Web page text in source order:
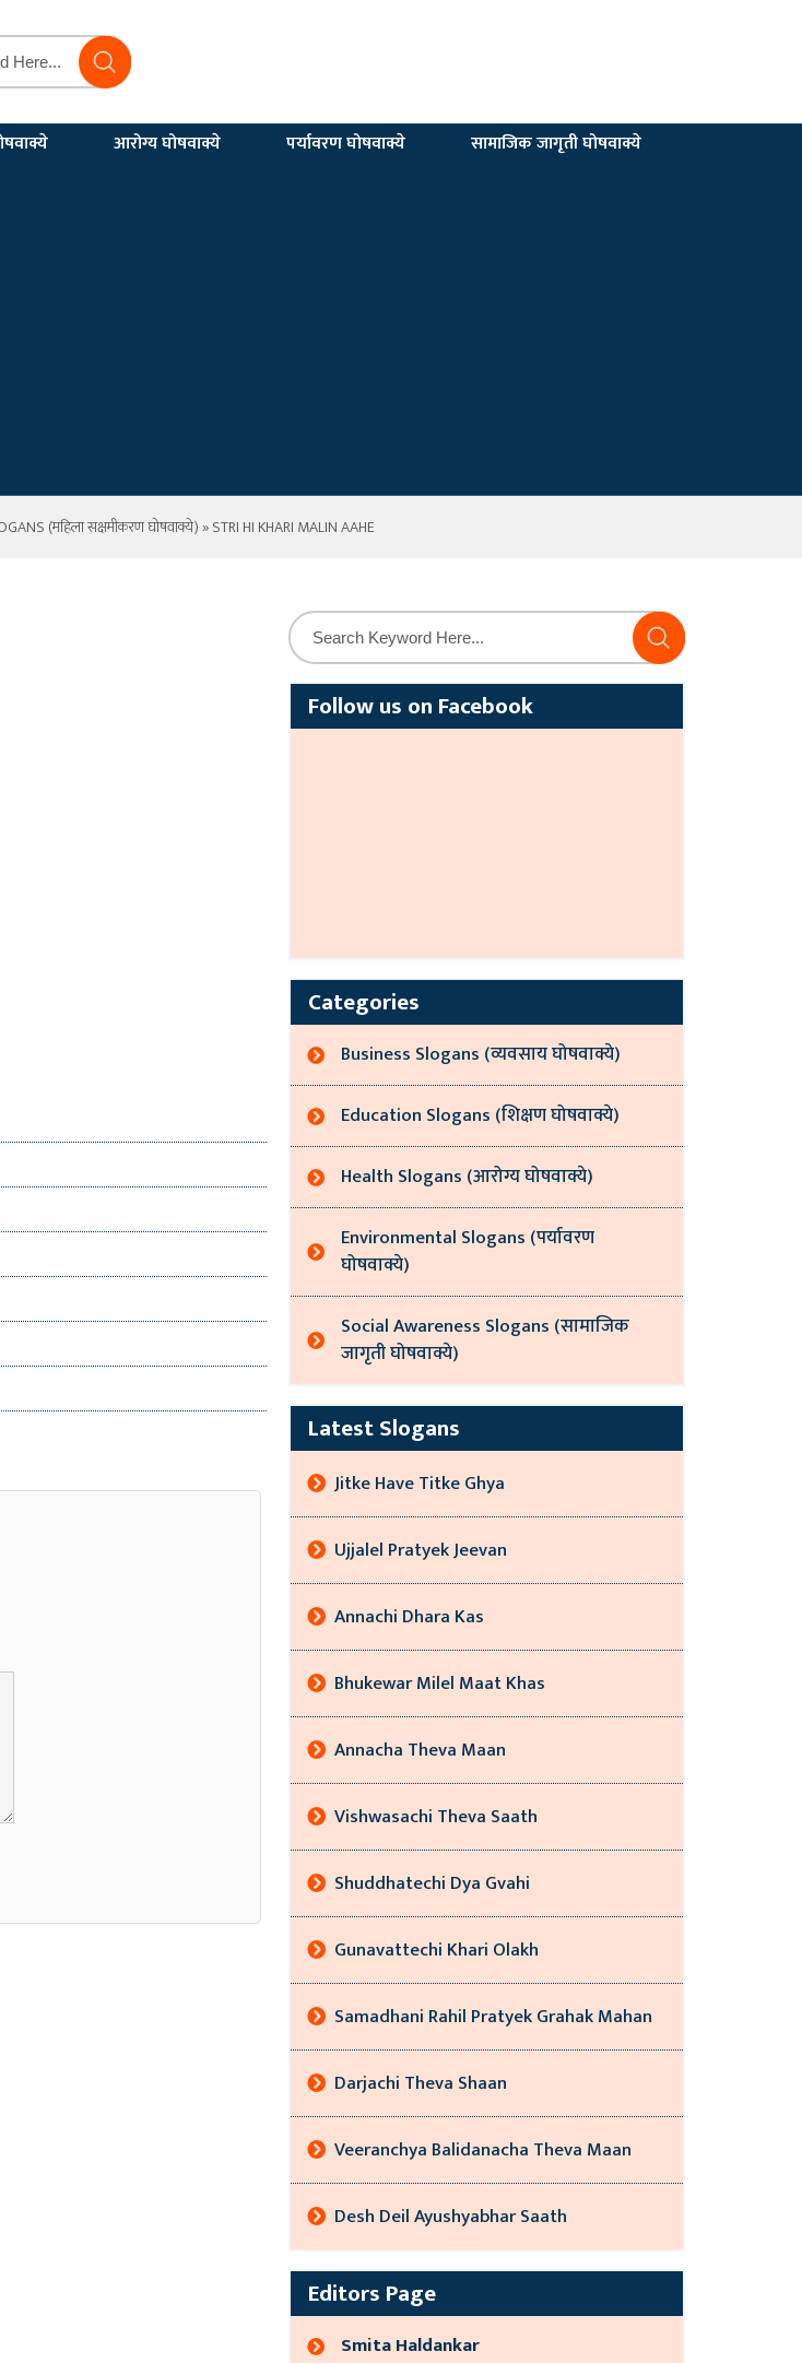
आरोग्य घोषवाक्ये पर्यावरण घोषवाक्ये सामाजिक जागृती घोषवाक्ये
(महिला सक्षमीकरण घोषवाक्ये)» STRI HI KHARI MALIN AAHE
Follow us on Facebook
Categories
Business Slogans (व्यवसाय घोषवाक्ये)
Education Slogans (शिक्षण घोषवाक्ये)
Health Slogans (आरोग्य घोषवाक्ये)
Environmental Slogans (पर्यावरण
घोषवाक्ये)
Social Awareness Slogans (सामाजिक
जागृती घोषवाक्ये)
Latest Slogans
Jitke Have Titke Ghya
Ujjalel Pratyek Jeevan
Annachi Dhara Kas
Bhukewar Milel Maat Khas
Annacha Theva Maan
Vishwasachi Theva Saath
Shuddhatechi Dya Gvahi
Gunavattechi Khari Olakh
Samadhani Rahil Pratyek Grahak Mahan
Darjachi Theva Shaan
Veeranchya Balidanacha Theva Maan
Desh Deil Ayushyabhar Saath
Editors Page
Smita Haldankar